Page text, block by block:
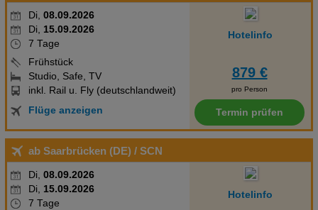
Di, 08.09.2026
Di, 15.09.2026
7 Tage
Frühstück
Studio, Safe, TV
inkl. Rail u. Fly (deutschlandweit)
Flüge anzeigen
Hotelinfo
879 €
pro Person
Termin prüfen
ab Saarbrücken (DE) / SCN
Di, 08.09.2026
Di, 15.09.2026
7 Tage
Hotelinfo